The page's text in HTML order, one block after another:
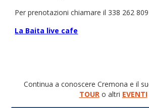
Per prenotazioni chiamare il 338 262
La Baita live cafe
Continua a conoscere Cremona e il
TOURo altri EVENTI